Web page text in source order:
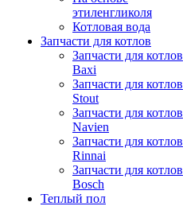
этиленгликоля
Котловая вода
Запчасти для котлов
Запчасти для котлов
Baxi
Запчасти для котлов
Stout
Запчасти для котлов
Navien
Запчасти для котлов
Rinnai
Запчасти для котлов
Bosch
Теплый пол